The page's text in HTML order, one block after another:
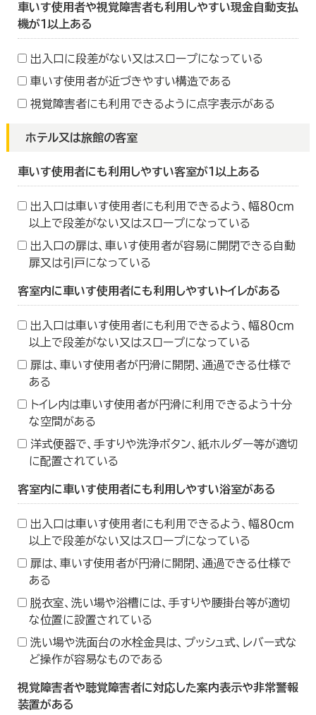
車いす使用者や視覚障害者も利用しやすい現金自動支払
機が１以上ある
出入口に段差がない又はスロープになっている
車いす使用者が近づきやすい構造である
視覚障害者にも利用できるように点字表示がある
ホテル又は旅館の客室
車いす使用者にも利用しやすい客室が１以上ある
出入口は車いす使用者にも利用できるよう、幅８０ｃｍ
以上で段差がない又はスロープになっている
出入口の扉は、車いす使用者が容易に開閉できる自動
扉又は引戸になっている
客室内に車いす使用者にも利用しやすいトイレがある
出入口は車いす使用者にも利用できるよう、幅８０ｃｍ
以上で段差がない又はスロープになっている
扉は、車いす使用者が円滑に開閉、通過できる仕様で
ある
トイレ内は車いす使用者が円滑に利用できるよう十分
な空間がある
洋式便器で、手すりや洗浄ボタン、紙ホルダー等が適切
に配置されている
客室内に車いす使用者にも利用しやすい浴室がある
出入口は車いす使用者にも利用できるよう、幅８０ｃｍ
以上で段差がない又はスロープになっている
扉は、車いす使用者が円滑に開閉、通過できる仕様で
ある
脱衣室、洗い場や浴槽には、手すりや腰掛台等が適切
な位置に設置されている
洗い場や洗面台の水栓金具は、プッシュ式、レバー式な
ど操作が容易なものである
視覚障害者や聴覚障害者に対応した案内表示や非常警報
装置がある